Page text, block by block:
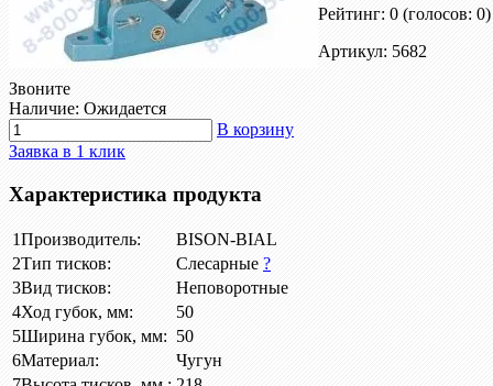
Рейтинг: 0 (голосов: 0)
Артикул: 5682
Звоните
Наличие: Ожидается
В корзину
Заявка в 1 клик
Характеристика продукта
1Производитель:
BISON-BIAL
2Тип тисков: Слесарные ?
3Вид тисков:
Неповоротные
4Ход губок, мм:
50
5Ширина губок, мм: 50
6Материал:
Чугун